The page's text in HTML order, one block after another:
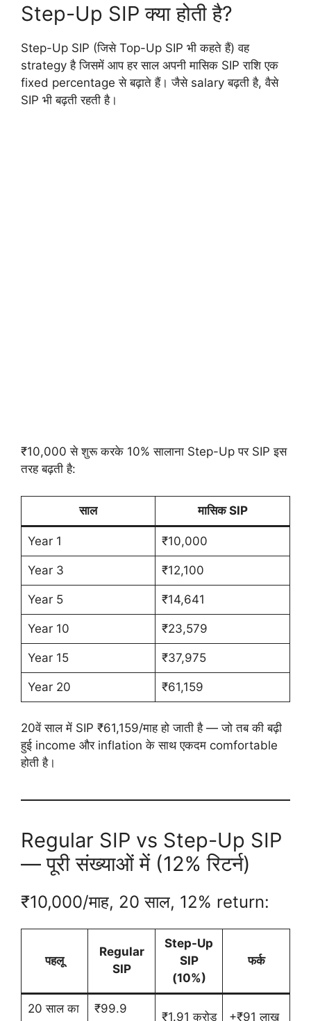
Step-Up SIP क्या होती है?
Step-Up SIP (जिसे Top-Up SIP भी कहते हैं) वह
strategy है जिसमें आप हर साल अपनी मासिक SIP राशि एक
fixed percentage से बढ़ाते हैं। जैसे salary बढ़ती है, वैसे
SIP भी बढ़ती रहती है।
₹10,000 से शुरू करके 10% सालाना Step-Up पर SIP इस
तरह बढ़ती है:
साल मासिक SIP
Year 1 ₹10,000
Year 3 ₹12,100
Year 5 ₹14,641
Year 10 ₹23,579
Year 15 ₹37,975
Year 20 ₹61,159
20वें साल में SIP ₹61,159/माह हो जाती है — जो तब की बढ़ी
हुई income और inflation के साथ एकदम comfortable
होती है।
Regular SIP vs Step-Up SIP
— पूरी संख्याओं में (12% रिटर्न)
₹10,000/माह, 20 साल, 12% return:
पहलू
Regular
SIP
Step-Up
SIP
(10%)
फर्क
20 साल का
₹99.9
₹1.91 करोड़ +₹91 लाख